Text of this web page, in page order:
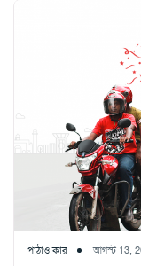
পাঠাও কার আগস্ট 13,